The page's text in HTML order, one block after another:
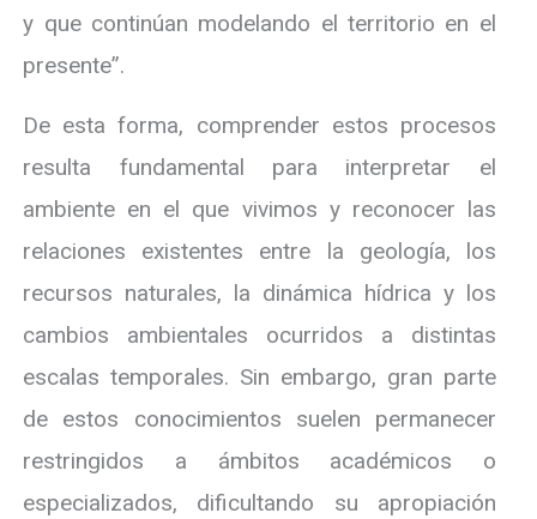
y que continúan modelando el territorio en el
presente”.
De esta forma, comprender estos procesos
resulta fundamental para interpretar el
ambiente en el que vivimos y reconocer las
relaciones existentes entre la geología, los
recursos naturales, la dinámica hídrica y los
cambios ambientales ocurridos a distintas
escalas temporales. Sin embargo, gran parte
de estos conocimientos suelen permanecer
restringidos a ámbitos académicos o
especializados, dificultando su apropiación